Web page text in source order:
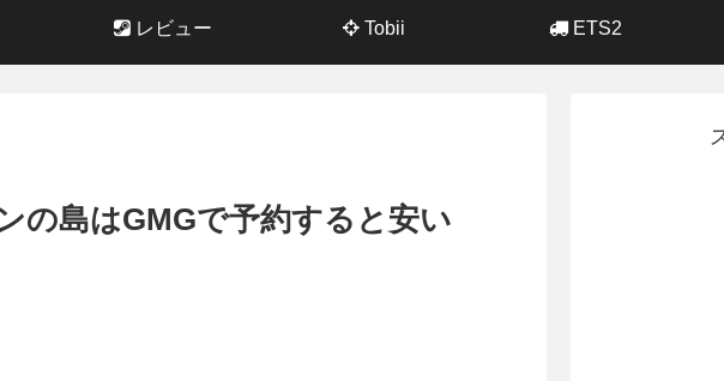
レビュー Tobii ETS2
の島はGMGで予約すると安い